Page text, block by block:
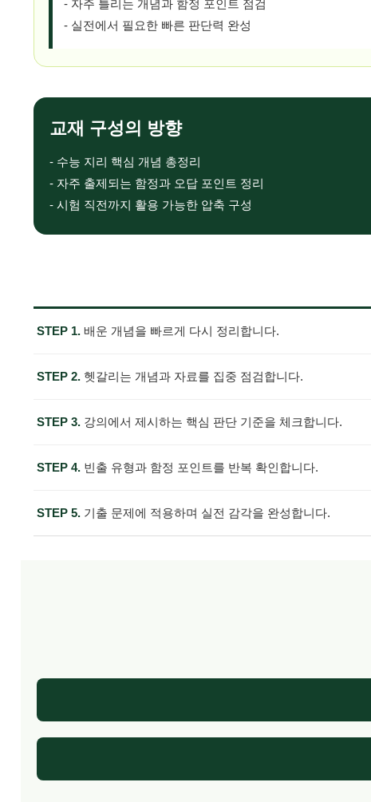
- 자주 틀리는 개념과 함정 포인트 점검
- 실전에서 필요한 빠른 판단력 완성
교재 구성의 방향
- 수능 지리 핵심 개념 총정리
- 자주 출제되는 함정과 오답 포인트 정리
- 시험 직전까지 활용 가능한 압축 구성
STEP 1. 배운 개념을 빠르게 다시 정리합니다.
STEP 2. 헷갈리는 개념과 자료를 집중 점검합니다.
STEP 3. 강의에서 제시하는 핵심 판단 기준을 체크합니다.
STEP 4. 빈출 유형과 함정 포인트를 반복 확인합니다.
STEP 5. 기출 문제에 적용하며 실전 감각을 완성합니다.